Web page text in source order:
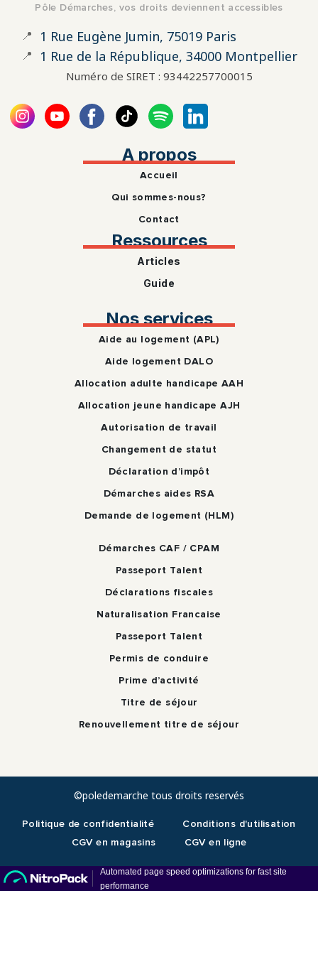
Pôle Démarches, vos droits deviennent accessibles
📍 1 Rue Eugène Jumin, 75019 Paris
📍 1 Rue de la République, 34000 Montpellier
Numéro de SIRET : 93442257700015
A propos
Accueil
Qui sommes-nous?
Contact
Ressources
Articles
Guide
Nos services
Aide au logement (APL)
Aide logement DALO
Allocation adulte handicape AAH
Allocation jeune handicape AJH
Autorisation de travail
Changement de statut
Déclaration d’impôt
Démarches aides RSA
Demande de logement (HLM)
Démarches CAF / CPAM
Passeport Talent
Déclarations fiscales
Naturalisation Francaise
Passeport Talent
Permis de conduire
Prime d’activité
Titre de séjour
Renouvellement titre de séjour
©poledemarche tous droits reservés
Politique de confidentialité
Conditions d'utilisation
CGV en magasins
CGV en ligne